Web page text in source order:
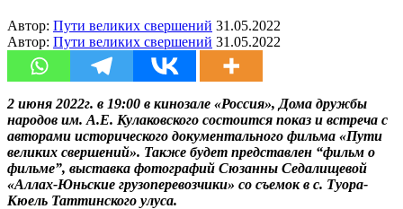
Автор: Пути великих свершений 31.05.2022
Автор: Пути великих свершений 31.05.2022
2 июня 2022г. в 19:00 в кинозале «Россия», Дома дружбы
народов им. А.Е. Кулаковского состоится показ и встреча с
авторами исторического документального фильма «Пути
великих свершений». Также будет представлен “фильм о
фильме”, выставка фотографий Сюзанны Седалищевой
«Аллах-Юньские грузоперевозчики» со съемок в с. Туора-
Кюель Таттинского улуса.